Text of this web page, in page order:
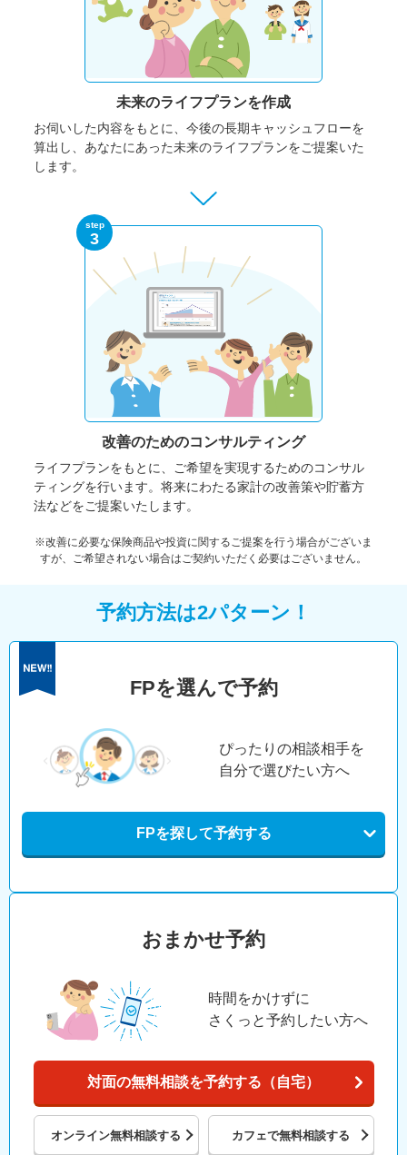
未来のライフプランを作成
お伺いした内容をもとに、今後の長期キャッシュフローを
算出し、あなたにあった未来のライフプランをご提案いた
します。
step
3
改善のためのコンサルティング
ライフプランをもとに、ご希望を実現するためのコンサル
ティングを行います。将来にわたる家計の改善策や貯蓄方
法などをご提案いたします。
※改善に必要な保険商品や投資に関するご提案を行う場合がございま
すが、ご希望されない場合はご契約いただく必要はございません。
予約方法は2パターン！
FPを選んで予約
ぴったりの相談相手を
自分で選びたい方へ
FPを探して予約する
おまかせ予約
時間をかけずに
さくっと予約したい方へ
対面の無料相談を予約する（自宅）
オンライン無料相談する カフェで無料相談する